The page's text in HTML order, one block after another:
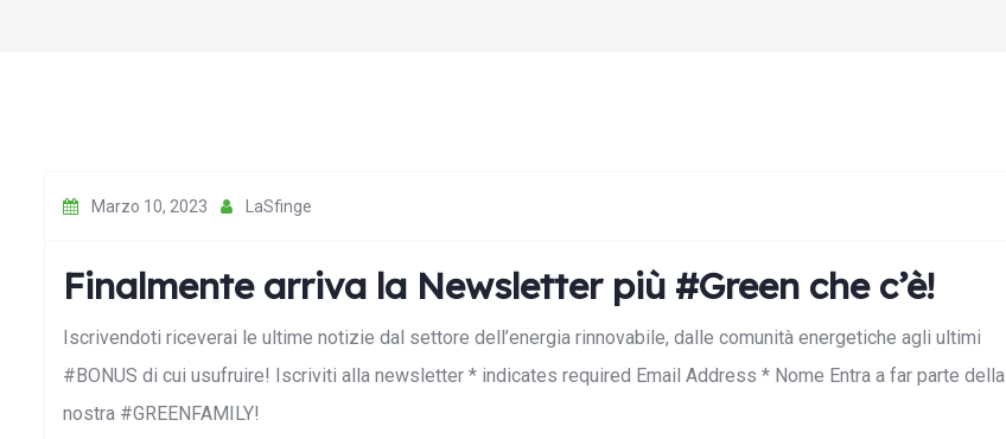
Marzo 10, 2023 LaSfinge
Finalmente arriva la Newsletter più #Green che c’è!
Iscrivendoti riceverai le ultime notizie dal settore dell’energia rinnovabile, dalle comunità energetiche agli ultimi
#BONUS di cui usufruire! Iscriviti alla newsletter * indicates required Email Address * Nome Entra a far parte della
nostra #GREENFAMILY!